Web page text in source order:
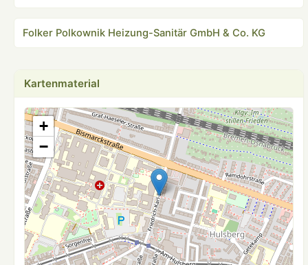
Folker Polkownik Heizung-Sanitär GmbH & Co. KG
Kartenmaterial
+
−